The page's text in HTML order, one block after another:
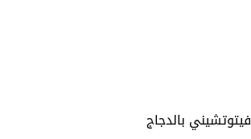
فيتوتشيني بالدجاج